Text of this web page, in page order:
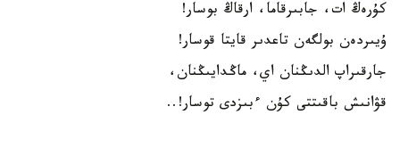
كۇرەڭ ات، جابىرقاما، ارقاڭ بوسار!
ۇيىردەن بولگەن تاعدىر قايتا قوسار!
جارقىراپ الدىڭنان اي، ماڭدايىڭنان،
قۋانىش باقىتتى كۇن ءبىزدى توسار!..